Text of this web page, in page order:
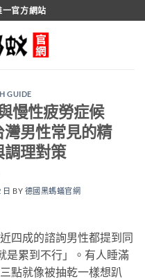
官方網站
GUIDE
慢性疲勞症候
男性常見的精
調理對策
日 BY 德國黑螞蟻官網
四成的諮詢男性都提到同
累到不行」。有人睡滿
點就像被抽乾一樣想趴